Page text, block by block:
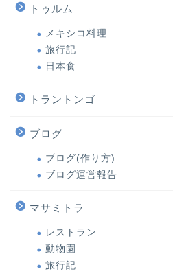
トゥルム
メキシコ料理
旅行記
日本食
トラントンゴ
ブログ
ブログ(作り方)
ブログ運営報告
マサミトラ
レストラン
動物園
旅行記